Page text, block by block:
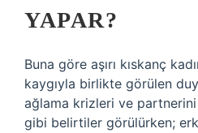
YAPAR?
Buna göre aşırı kıskanç
kaygıyla birlikte görülen
ağlama krizleri ve
gibi belirtiler görülürken;